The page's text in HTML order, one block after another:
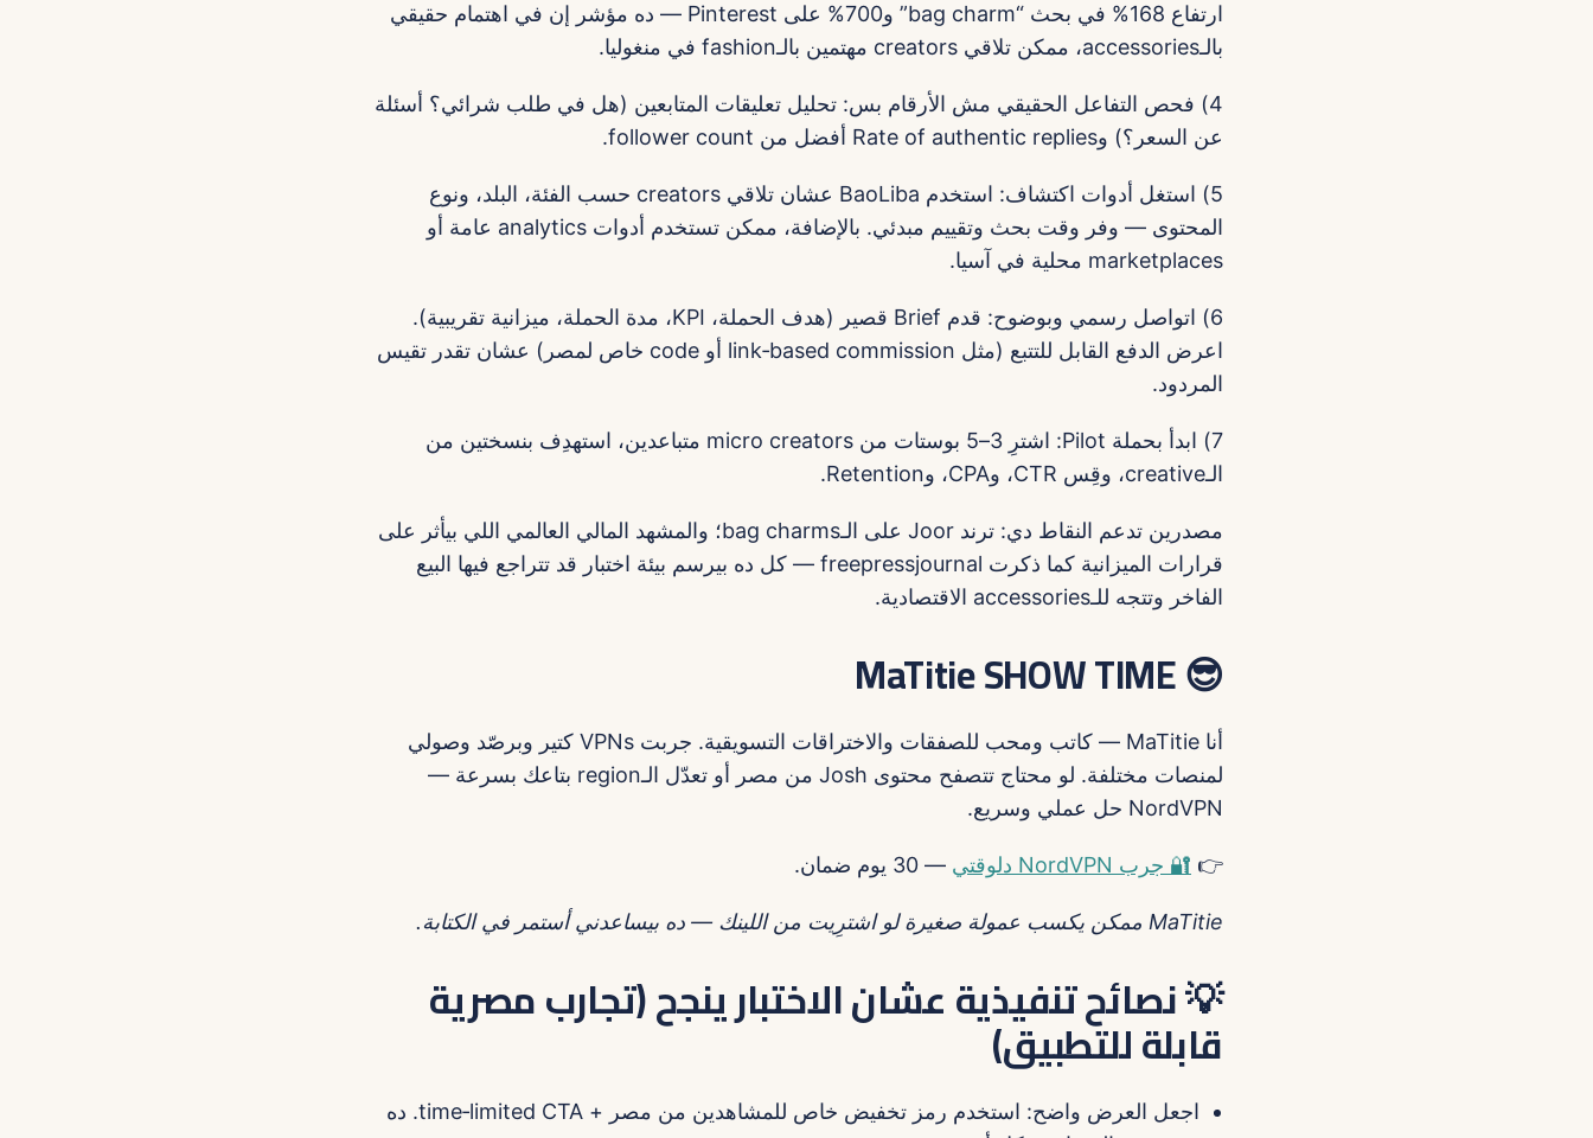
ارتفاع 168% في بحث “bag charm” و700% على Pinterest — ده مؤشر إن في اهتمام حقيقي
بالـaccessories، ممكن تلاقي creators مهتمين بالـfashion في منغوليا.
4) فحص التفاعل الحقيقي مش الأرقام بس: تحليل تعليقات المتابعين (هل في طلب شرائي؟ أسئلة
عن السعر؟) وRate of authentic replies أفضل من follower count.
5) استغل أدوات اكتشاف: استخدم BaoLiba عشان تلاقي creators حسب الفئة، البلد، ونوع
المحتوى — وفر وقت بحث وتقييم مبدئي. بالإضافة، ممكن تستخدم أدوات analytics عامة أو
marketplaces محلية في آسيا.
6) اتواصل رسمي وبوضوح: قدم Brief قصير (هدف الحملة، KPI، مدة الحملة، ميزانية تقريبية).
اعرض الدفع القابل للتتبع (مثل link‑based commission أو code خاص لمصر) عشان تقدر تقيس
المردود.
7) ابدأ بحملة Pilot: اشترِ 3–5 بوستات من micro creators متباعدين، استهدِف بنسختين من
الـcreative، وقِس CTR، وCPA، وRetention.
مصدرين تدعم النقاط دي: ترند Joor على الـbag charms؛ والمشهد المالي العالمي اللي بيأثر على
قرارات الميزانية كما ذكرت freepressjournal — كل ده بيرسم بيئة اختبار قد تتراجع فيها البيع
الفاخر وتتجه للـaccessories الاقتصادية.
😎 MaTitie SHOW TIME
أنا MaTitie — كاتب ومحب للصفقات والاختراقات التسويقية. جربت VPNs كتير وبرصّد وصولي
لمنصات مختلفة. لو محتاج تتصفح محتوى Josh من مصر أو تعدّل الـregion بتاعك بسرعة —
NordVPN حل عملي وسريع.
👉 🔐 جرب NordVPN دلوقتي — 30 يوم ضمان.
MaTitie ممكن يكسب عمولة صغيرة لو اشترِيت من اللينك — ده بيساعدني أستمر في الكتابة.
💡 نصائح تنفيذية عشان الاختبار ينجح (تجارب مصرية
قابلة للتطبيق)
اجعل العرض واضح: استخدم رمز تخفيض خاص للمشاهدين من مصر + time‑limited CTA. ده